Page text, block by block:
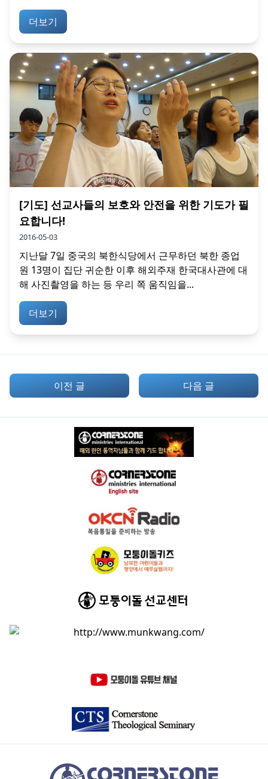
더보기
[기도] 선교사들의 보호와 안전을 위한 기도가 필
요합니다!
2016-05-03
지난달 7일 중국의 북한식당에서 근무하던 북한 종업
원 13명이 집단 귀순한 이후 해외주재 한국대사관에 대
해 사진촬영을 하는 등 우리 쪽 움직임을...
더보기
이전 글 다음 글